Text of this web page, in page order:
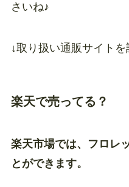
さいね♪
↓取り扱い通販サイトを
楽天で売ってる？
楽天市場では、フロレ
とができます。